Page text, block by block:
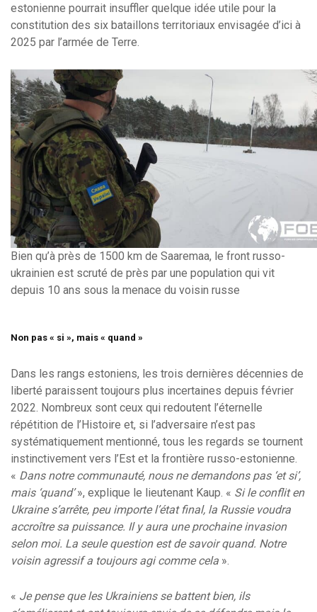
estonienne pourrait insuffler quelque idée utile pour la
constitution des six bataillons territoriaux envisagée d’ici à
2025 par l’armée de Terre.
Bien qu’à près de 1500 km de Saaremaa, le front russo-
ukrainien est scruté de près par une population qui vit
depuis 10 ans sous la menace du voisin russe
Non pas « si », mais « quand »
Dans les rangs estoniens, les trois dernières décennies de
liberté paraissent toujours plus incertaines depuis février
2022. Nombreux sont ceux qui redoutent l’éternelle
répétition de l’Histoire et, si l’adversaire n’est pas
systématiquement mentionné, tous les regards se tournent
instinctivement vers l’Est et la frontière russo-estonienne.
« Dans notre communauté, nous ne demandons pas ‘et si’,
mais ‘quand’», explique le lieutenant Kaup. « Si le conflit en
Ukraine s’arrête, peu importe l’état final, la Russie voudra
accroître sa puissance. Il y aura une prochaine invasion
selon moi. La seule question est de savoir quand. Notre
voisin agressif a toujours agi comme cela ».
« Je pense que les Ukrainiens se battent bien, ils